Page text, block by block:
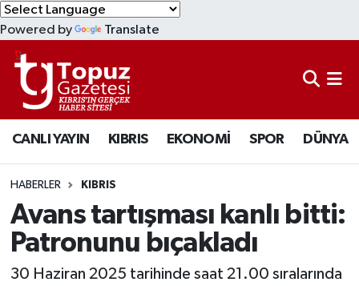
Powered by Translate
CANLI YAYIN KIBRIS EKONOMİ SPOR DÜNYA
HABERLER KIBRIS
Avans tartışması kanlı bitti:
Patronunu bıçakladı
30 Haziran 2025 tarihinde saat 21.00 sıralarında
KIBRIS
DÜNYA
EKONOMİ
MAGAZİN
SAĞLIK
SPOR
Lefkoşa Nöbetçi Eczaneler
Lefkoşa Hava Durumu
Lefkoşa Trafik Yoğunluk Haritası
Süper Lig Puan Durumu ve Fikstür
Tüm Manşetler
Son Dakika Haberleri